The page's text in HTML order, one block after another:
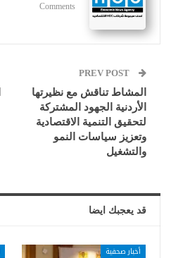
Comments
المشاط تناقش مع نظيرتها
الأردنية الجهود المشتركة
لتحقيق التنمية الاقتصادية
وتعزيز سياسات النمو
والتشغيل
قد يعجبك ايضا
أخبار صحفية